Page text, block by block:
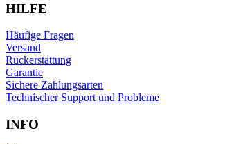
HILFE
Häufige Fragen
Versand
Rückerstattung
Garantie
Sichere Zahlungsarten
Technischer Support und Probleme
INFO